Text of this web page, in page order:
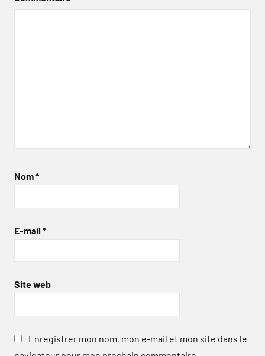
Nom*
E-mail *
Site web
Enregistrer mon nom, mon e-mail et mon site dans le